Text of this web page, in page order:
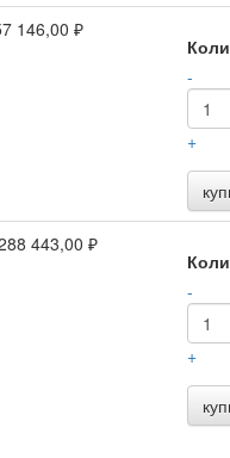
146,00 ₽
-
+
443,00 ₽
-
+